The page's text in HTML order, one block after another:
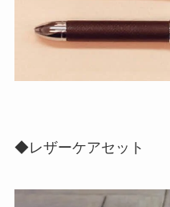
◆レザーケアセット